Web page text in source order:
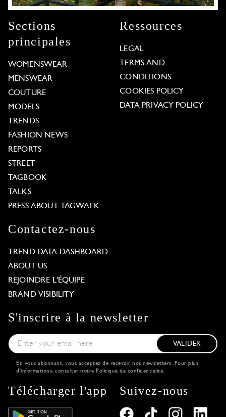
Sections
principales
WOMENSWEAR
MENSWEAR
COUTURE
MODELS
TRENDS
FASHION NEWS
REPORTS
STREET
TAGBOOK
TALKS
PRESS ABOUT TAGWALK
Ressources
LEGAL
TERMS AND
CONDITIONS
COOKIES POLICY
DATA PRIVACY POLICY
Contactez-nous
TREND DATA DASHBOARD
ABOUT US
REJOINDRE L'ÉQUIPE
BRAND VISIBILITY
S'inscrire à la newsletter
VALIDER
En vous abonnant, vous acceptez de recevoir nos newsletters. Pour plus
d'informations, consulter notre Politique de confidentialité.
Télécharger l'app Suivez-nous